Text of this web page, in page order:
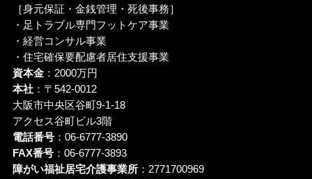
［身元保証・金銭管理・死後事務］
・足トラブル専門フットケア事業
・経営コンサル事業
・住宅確保要配慮者居住支援事業
資本金：2000万円
本社：〒542-0012
大阪市中央区谷町9-1-18
アクセス谷町ビル3階
電話番号：06-6777-3890
FAX番号：06-6777-3893
障がい福祉居宅介護事業所：2771700969